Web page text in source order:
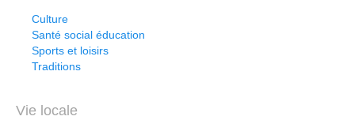
Culture
Santé social éducation
Sports et loisirs
Traditions
Vie locale